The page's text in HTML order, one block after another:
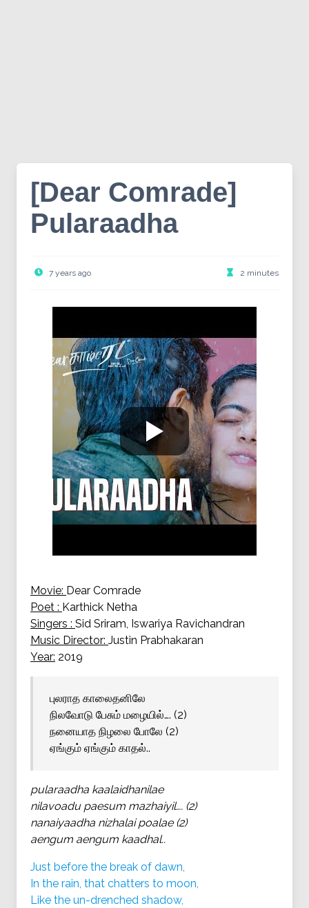
[Dear Comrade]
Pularaadha
7 years ago 2 minutes
Movie: Dear Comrade
Poet : Karthick Netha
Singers : Sid Sriram, Iswariya Ravichandran
Music Director: Justin Prabhakaran
Year: 2019
புலராத காலைதனிலே
நிலவோடு பேசும் மழையில்…. (2)
நனையாத நிழலை போலே (2)
ஏங்கும் ஏங்கும் காதல்..
pularaadha kaalaidhanilae
nilavoadu paesum mazhaiyil…. (2)
nanaiyaadha nizhalai poalae (2)
aengum aengum kaadhal..
Just before the break of dawn,
In the rain, that chatters to moon,
Like the un-drenched shadow,